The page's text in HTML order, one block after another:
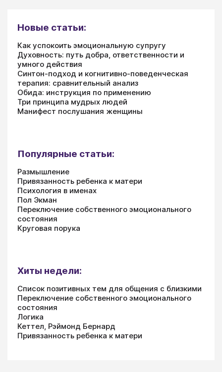
Новые статьи:
Как успокоить эмоциональную супругу
Духовность: путь добра, ответственности и
умного действия
Синтон-подход и когнитивно-поведенческая
терапия: сравнительный анализ
Обида: инструкция по применению
Три принципа мудрых людей
Манифест послушания женщины
Популярные статьи:
Размышление
Привязанность ребенка к матери
Психология в именах
Пол Экман
Переключение собственного эмоционального
состояния
Круговая порука
Хиты недели:
Список позитивных тем для общения с близкими
Переключение собственного эмоционального
состояния
Логика
Кеттел, Рэймонд Бернард
Привязанность ребенка к матери